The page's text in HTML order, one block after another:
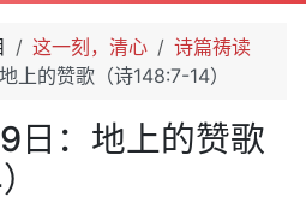
这一刻，清心
诗篇祷读
上的赞歌（诗148:7-14）
日：地上的赞歌